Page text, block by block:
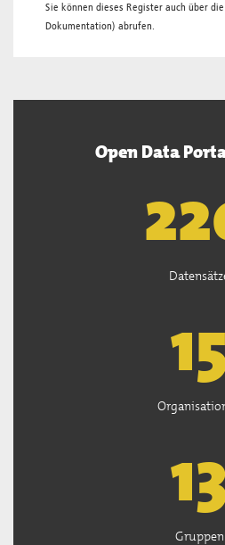
Sie können dieses Register auch über die
Dokumentation) abrufen.
Open Data
Gruppen